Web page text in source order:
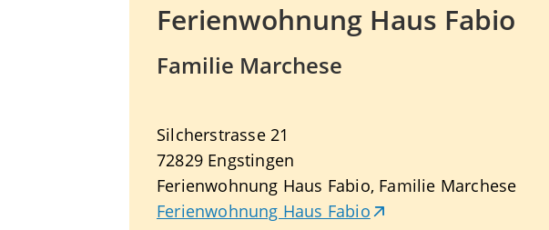
Ferienwohnung Haus Fabio
Familie Marchese
Ferienwohnung Haus Fabio, Familie Marchese
Silcherstrasse 21
72829 Engstingen
Ferienwohnung Haus Fabio